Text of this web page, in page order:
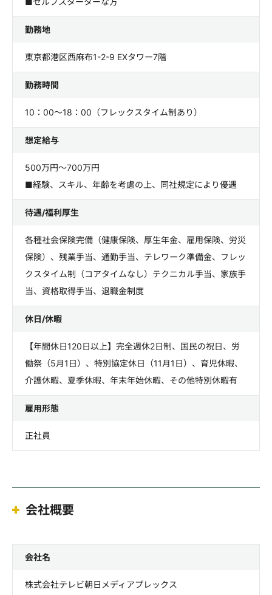
勤務地
東京都港区西麻布1-2-9 EXタワー7階
勤務時間
10：00～18：00（フレックスタイム制あり）
想定給与
500万円～700万円
■経験、スキル、年齢を考慮の上、同社規定により優遇
待遇/福利厚生
各種社会保険完備（健康保険、厚生年金、雇用保険、労災
保険）、残業手当、通勤手当、テレワーク準備金、フレッ
クスタイム制（コアタイムなし）テクニカル手当、家族手
当、資格取得手当、退職金制度
休日/休暇
【年間休日120日以上】完全週休2日制、国民の祝日、労
働祭（5月1日）、特別協定休日（11月1日）、育児休暇、
介護休暇、夏季休暇、年末年始休暇、その他特別休暇有
雇用形態
正社員
会社概要
会社名
株式会社テレビ朝日メディアプレックス